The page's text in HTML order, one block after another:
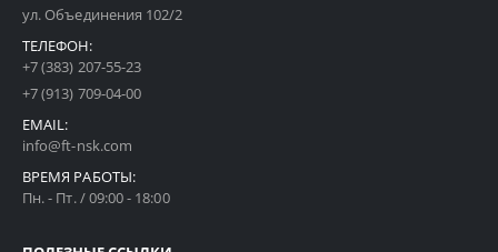
ул. Объединения 102/2
ТЕЛЕФОН:
+7 (383) 207-55-23
+7 (913) 709-04-00
EMAIL:
info@ft-nsk.com
ВРЕМЯ РАБОТЫ:
Пн. - Пт. / 09:00 - 18:00